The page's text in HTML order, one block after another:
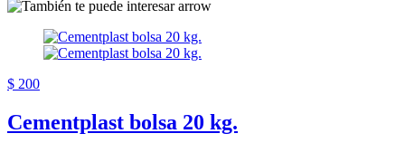
$ 200
Cementplast bolsa 20 kg.